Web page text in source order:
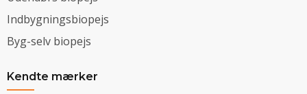
Indbygningsbiopejs
Byg-selv biopejs
Kendte mærker